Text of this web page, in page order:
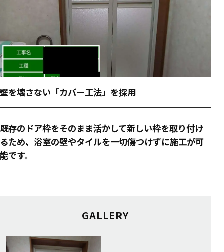
壁を壊さない「カバー工法」を採用
既存のドア枠をそのまま活かして新しい枠を取り付け
るため、浴室の壁やタイルを一切傷つけずに施工が可
能です。
GALLERY